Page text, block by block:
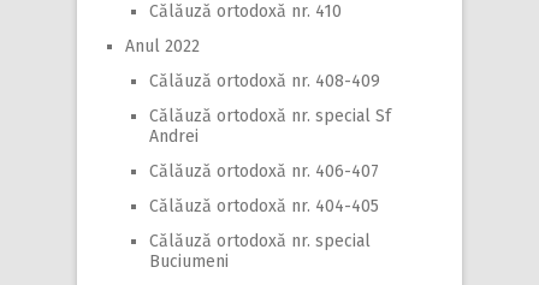
Călăuză ortodoxă nr. 410
Anul 2022
Călăuză ortodoxă nr. 408-409
Călăuză ortodoxă nr. special Sf
Andrei
Călăuză ortodoxă nr. 406-407
Călăuză ortodoxă nr. 404-405
Călăuză ortodoxă nr. special
Buciumeni